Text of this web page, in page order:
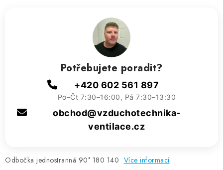
Kontakty
Odbočka jednostranná 90° 180 140 Více informací
Potřebujete poradit?
+420 602 561 897
Po–Čt 7:30–16:00, Pá 7:30–13:30
obchod@vzduchotechnika-
ventilace.cz